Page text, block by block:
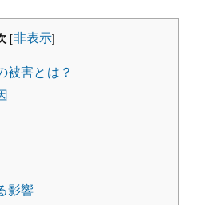
[非表示]
被害とは？
影響